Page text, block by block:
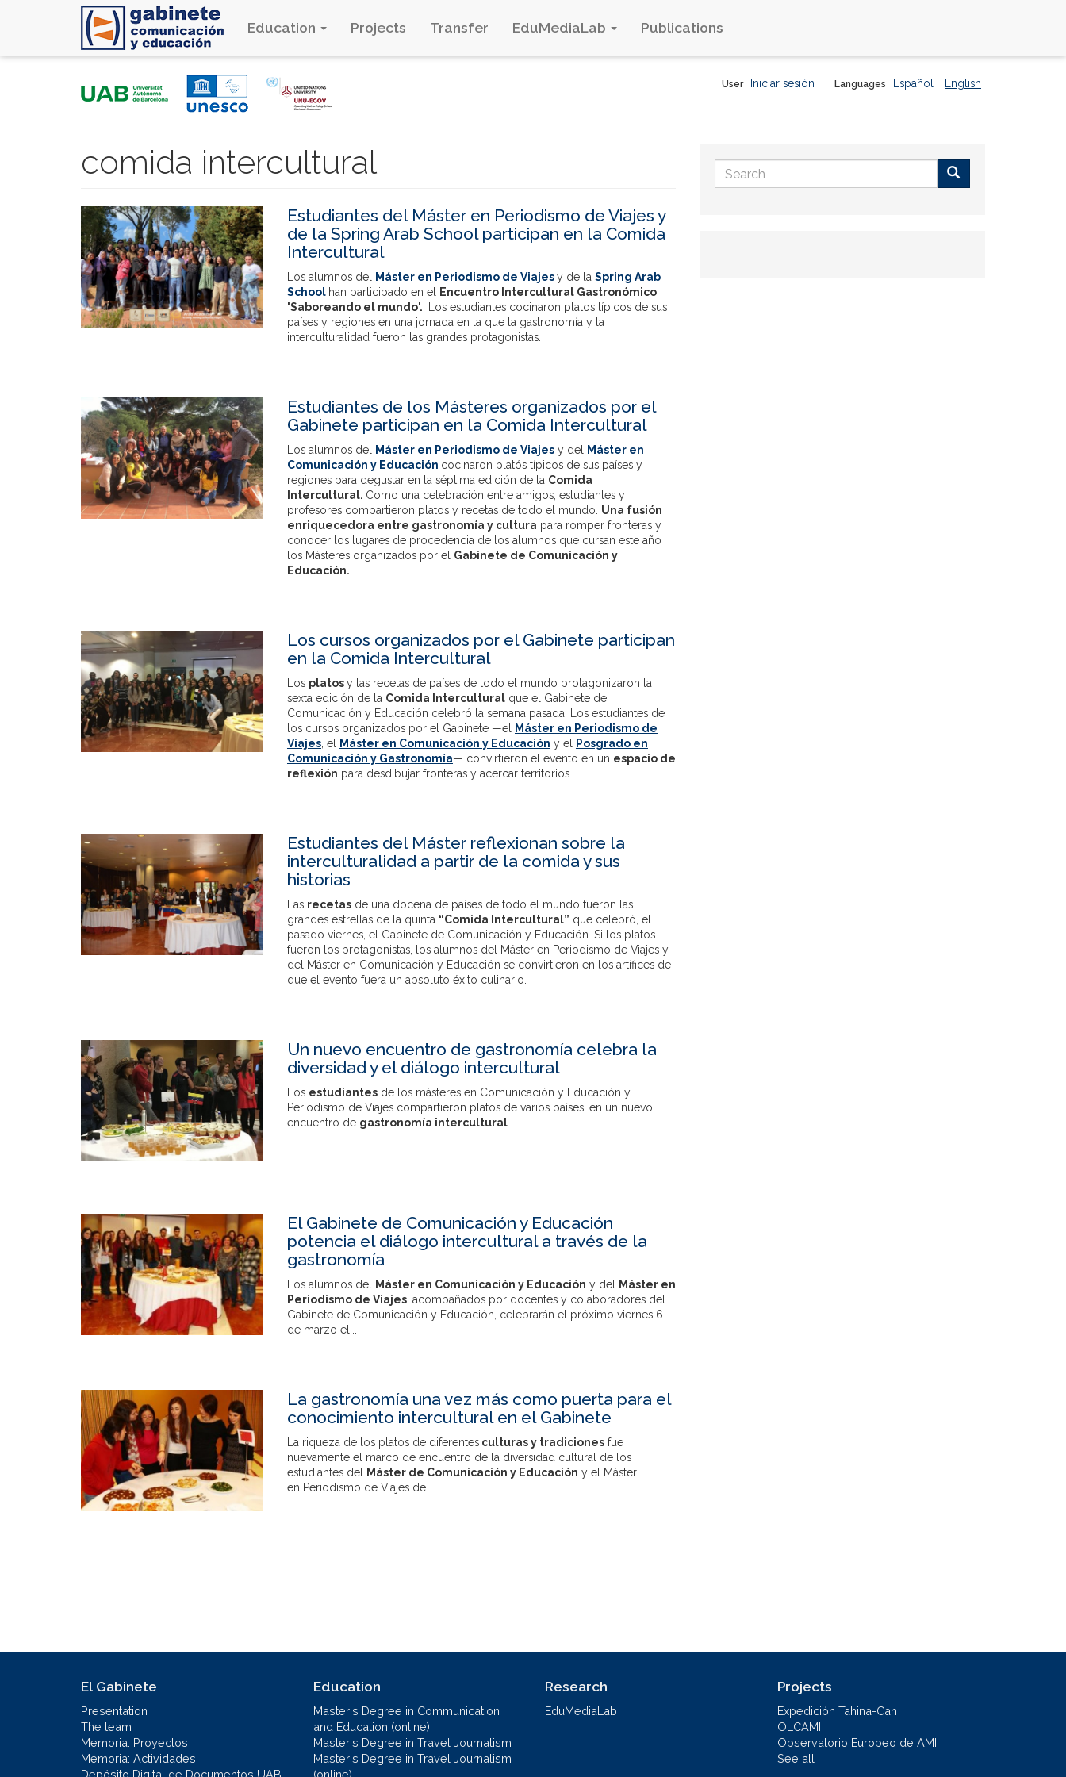
Education Projects Transfer EduMediaLab Publications
Languages Español English
User Iniciar sesión
comida intercultural
Estudiantes del Máster en Periodismo de Viajes y
de la Spring Arab School participan en la Comida
Intercultural
Los alumnos del Máster en Periodismo de Viajesy de la Spring Arab
School han participado en el
Encuentro Intercultural Gastronómico
'Saboreando el mundo'.
Los estudiantes cocinaron platos típicos de sus
países y regiones en una jornada en la que la gastronomía y la
interculturalidad fueron las grandes protagonistas.
Estudiantes de los Másteres organizados por el
Gabinete participan en la Comida Intercultural
Los alumnos del Máster en Periodismo de Viajesy del
Máster en
Comunicación y Educación cocinaron platós típicos de sus países y
regiones para degustar en la séptima edición de la Comida
Intercultural. Como una celebración entre amigos, estudiantes y
profesores compartieron platos y recetas de todo el mundo. Una fusión
enriquecedora entre gastronomía y cultura para romper fronteras y
conocer los lugares de procedencia de los alumnos que cursan este año
los Másteres organizados por el Gabinete de Comunicación y
Educación.
Los cursos organizados por el Gabinete participan
en la Comida Intercultural
Los platosy las recetas de países de todo el mundo protagonizaron la
sexta edición de la Comida Interculturalque el Gabinete de
Comunicación y Educación celebró la semana pasada. Los estudiantes de
los cursos organizados por el Gabinete —el
Máster en Periodismo de
Viajes, el Máster en Comunicación y Educación y el
Posgrado en
Comunicación y Gastronomía— convirtieron el evento en un espacio de
reflexión para desdibujar fronteras y acercar territorios.
Estudiantes del Máster reflexionan sobre la
interculturalidad a partir de la comida y sus
historias
Las recetasde una docena de países de todo el mundo fueron las
grandes estrellas de la quinta “Comida Intercultural” que celebró, el
pasado viernes, el Gabinete de Comunicación y Educación. Si los platos
fueron los protagonistas, los alumnos del Máster en Periodismo de Viajes y
del Máster en Comunicación y Educación se convirtieron en los artífices de
que el evento fuera un absoluto éxito culinario.
Un nuevo encuentro de gastronomía celebra la
diversidad y el diálogo intercultural
Los estudiantesde los másteres en Comunicación y Educación y
Periodismo de Viajes compartieron platos de varios países, en un nuevo
encuentro de gastronomía intercultural.
El Gabinete de Comunicación y Educación
potencia el diálogo intercultural a través de la
gastronomía
Los alumnos del Máster en Comunicación y Educación y del
Máster en
Periodismo de Viajes, acompañados por docentes y colaboradores del
Gabinete de Comunicación y Educación, celebrarán el próximo viernes 6
de marzo el...
La gastronomía una vez más como puerta para el
conocimiento intercultural en el Gabinete
La riqueza de los platos de diferentesculturas y tradicionesfue
nuevamente el marco de encuentro de la diversidad cultural de los
estudiantes del
Máster de Comunicación y Educación y el Máster
en Periodismo de Viajes de...
Search
form
El Gabinete
Presentation
The team
Memoria: Proyectos
Memoria: Actividades
Education
Master's Degree in Communication
and Education (online)
Master's Degree in Travel Journalism
Master's Degree in Travel Journalism
Research
EduMediaLab
Projects
Expedición Tahina-Can
OLCAMI
Observatorio Europeo de AMI
See all